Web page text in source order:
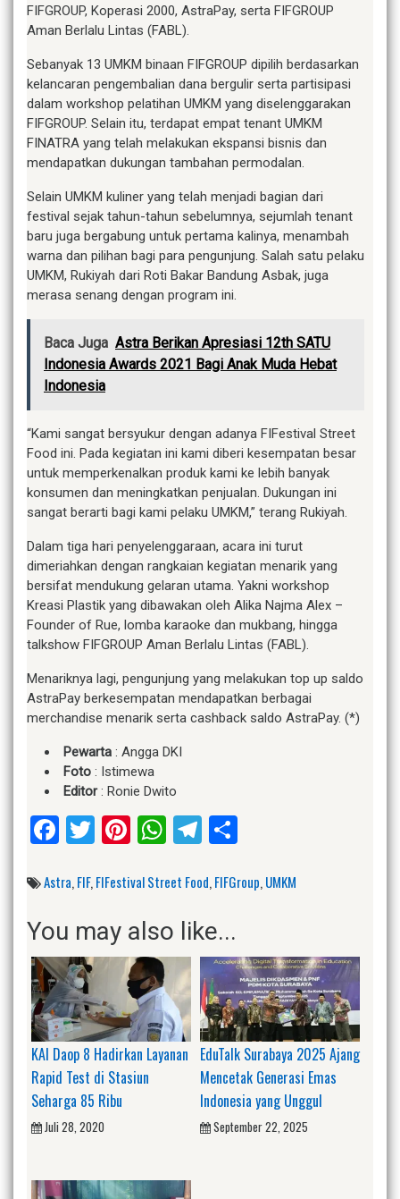
FIFGROUP, Koperasi 2000, AstraPay, serta FIFGROUP
Aman Berlalu Lintas (FABL).
Sebanyak 13 UMKM binaan FIFGROUP dipilih berdasarkan
kelancaran pengembalian dana bergulir serta partisipasi
dalam workshop pelatihan UMKM yang diselenggarakan
FIFGROUP. Selain itu, terdapat empat tenant UMKM
FINATRA yang telah melakukan ekspansi bisnis dan
mendapatkan dukungan tambahan permodalan.
Selain UMKM kuliner yang telah menjadi bagian dari
festival sejak tahun-tahun sebelumnya, sejumlah tenant
baru juga bergabung untuk pertama kalinya, menambah
warna dan pilihan bagi para pengunjung. Salah satu pelaku
UMKM, Rukiyah dari Roti Bakar Bandung Asbak, juga
merasa senang dengan program ini.
Baca Juga Astra Berikan Apresiasi 12th SATU
Indonesia Awards 2021 Bagi Anak Muda Hebat
Indonesia
“Kami sangat bersyukur dengan adanya FIFestival Street
Food ini. Pada kegiatan ini kami diberi kesempatan besar
untuk memperkenalkan produk kami ke lebih banyak
konsumen dan meningkatkan penjualan. Dukungan ini
sangat berarti bagi kami pelaku UMKM,” terang Rukiyah.
Dalam tiga hari penyelenggaraan, acara ini turut
dimeriahkan dengan rangkaian kegiatan menarik yang
bersifat mendukung gelaran utama. Yakni workshop
Kreasi Plastik yang dibawakan oleh Alika Najma Alex –
Founder of Rue, lomba karaoke dan mukbang, hingga
talkshow FIFGROUP Aman Berlalu Lintas (FABL).
Menariknya lagi, pengunjung yang melakukan top up saldo
AstraPay berkesempatan mendapatkan berbagai
merchandise menarik serta cashback saldo AstraPay. (*)
Pewarta : Angga DKI
Foto : Istimewa
Editor: Ronie Dwito
Facebook
Twitter
Pinterest
WhatsApp
Telegram
Astra,FIF,FIFestival Street Food,FIFGroup,UMKM
You may also like...
KAI Daop 8 Hadirkan Layanan
Rapid Test di Stasiun
Seharga 85 Ribu
Juli 28, 2020
EduTalk Surabaya 2025 Ajang
Mencetak Generasi Emas
Indonesia yang Unggul
September 22, 2025